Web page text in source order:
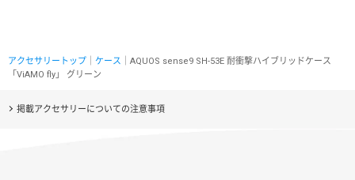
アクセサリートップ ケース ｜AQUOS sense9 SH-53E 耐衝撃ハイブリッドケース
「ViAMO fly」 グリーン
掲載アクセサリーについての注意事項